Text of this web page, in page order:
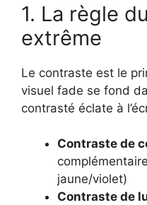
1. La règle
extrême
Le contraste est le
visuel fade se fond
contrasté éclate à
Contraste de
jaune/violet)
Contraste de